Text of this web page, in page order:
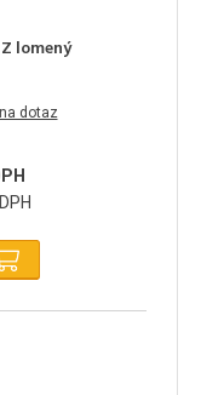
lomený
dotaz